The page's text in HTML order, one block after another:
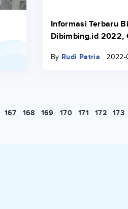
Informasi Terbaru
Dibimbing.id 2022,
By Rudi Patria 2022-
167 168 169 170 171 172 173